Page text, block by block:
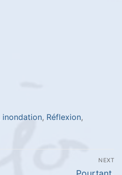
inondation, Réflexion,
NEXT
Next